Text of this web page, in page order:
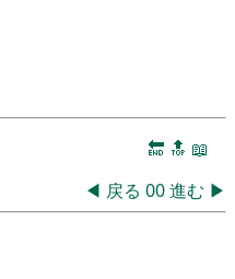
🔚 🔝 📖
◀ 戻る 00進む ▶